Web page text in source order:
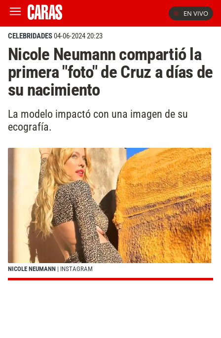
EN VIVO
CELEBRIDADES04-06-2024 20:23
Nicole Neumann compartió la
primera "foto" de Cruz a días de
su nacimiento
La modelo impactó con una imagen de su
ecografía.
NICOLE NEUMANN | INSTAGRAM